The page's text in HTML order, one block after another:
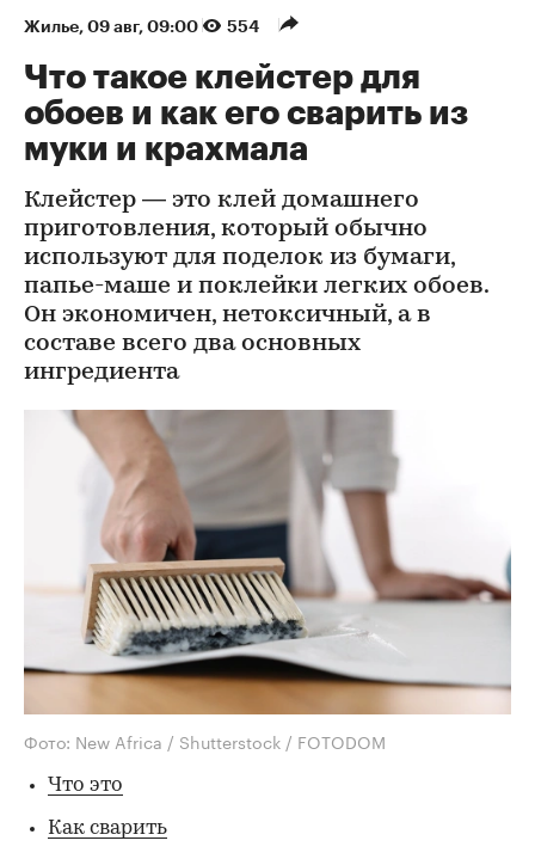
Жилье⁠, 09 авг, 09:00 554
Что такое клейстер для
обоев и как его сварить из
муки и крахмала
Клейстер — это клей домашнего
приготовления, который обычно
используют для поделок из бумаги,
папье-маше и поклейки легких обоев.
Он экономичен, нетоксичный, а в
составе всего два основных
ингредиента
Фото: New Africa / Shutterstock / FOTODOM
Что это
Как сварить